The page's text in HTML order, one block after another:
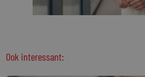
Ook interessant: